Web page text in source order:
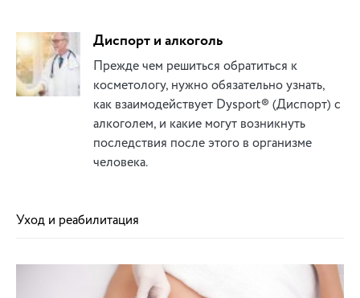
Диспорт и алкоголь
Прежде чем решиться обратиться к
косметологу, нужно обязательно узнать,
как взаимодействует Dysport® (Диспорт) с
алкоголем, и какие могут возникнуть
последствия после этого в организме
человека.
Уход и реабилитация